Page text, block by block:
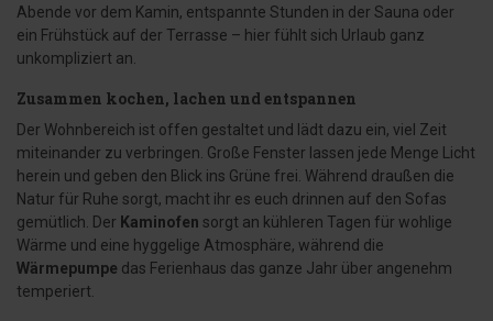
Abende vor dem Kamin, entspannte Stunden in der Sauna oder
ein Frühstück auf der Terrasse – hier fühlt sich Urlaub ganz
unkompliziert an.
Zusammen kochen, lachen und entspannen
Der Wohnbereich ist offen gestaltet und lädt dazu ein, viel Zeit
miteinander zu verbringen. Große Fenster lassen jede Menge Licht
herein und geben den Blick ins Grüne frei. Während draußen die
Natur für Ruhe sorgt, macht ihr es euch drinnen auf den Sofas
gemütlich. Der Kaminofen sorgt an kühleren Tagen für wohlige
Wärme und eine hyggelige Atmosphäre, während die
Wärmepumpe das Ferienhaus das ganze Jahr über angenehm
temperiert.